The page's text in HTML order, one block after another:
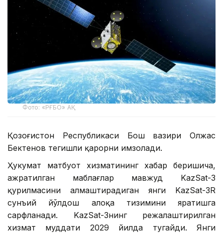
Фото: «РҒБО» АҚ
Қозоғистон Республикаси Бош вазири Олжас
Бектенов тегишли қарорни имзолади.
Ҳукумат матбуот хизматининг хабар беришича,
ажратилган маблағлар мавжуд KazSat-3
қурилмасини алмаштирадиган янги KazSat-3R
сунъий йўлдош алоқа тизимини яратишга
сарфланади. KazSat-3нинг режалаштирилган
хизмат муддати 2029 йилда тугайди. Янги